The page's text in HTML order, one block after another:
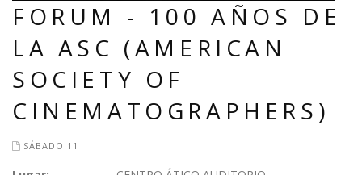
FORUM - 100 AÑOS DE
LA ASC (AMERICAN
SOCIETY OF
CINEMATOGRAPHERS)
SÁBADO 11